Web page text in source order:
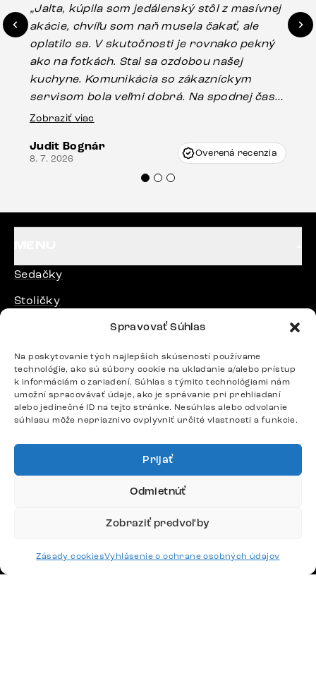
Spravovať Súhlas
Na poskytovanie tých najlepších skúseností používame
technológie, ako sú súbory cookie na ukladanie a/alebo prístup
k informáciám o zariadení. Súhlas s týmito technológiami nám
umožní spracovávať údaje, ako je správanie pri prehliadaní
alebo jedinečné ID na tejto stránke. Nesúhlas alebo odvolanie
súhlasu môže nepriaznivo ovplyvniť určité vlastnosti a funkcie.
Prijať
Odmietnúť
Zobraziť predvoľby
Zásady cookiesVyhlásenie o ochrane osobných údajov
„Jalta, kúpila som jedálenský stôl z masívnej
akácie, chvíľu som naň musela čakať, ale
oplatilo sa. V skutočnosti je rovnako pekný
ako na fotkách. Stal sa ozdobou našej
kuchyne. Komunikácia so zákazníckym
servisom bola veľmi dobrá. Na spodnej časti
stola bolo malé poškodenie, pravdepodobne
Vincze pri riešení mojej záležitosti pristúpili
veľmi korektne. Odporúčam produkty Delife
Zobraziť viac
Judit Bognár
8. 7. 2026 Overená recenzia
Sedačky
Stoličky
Stoly
DÔLEŽITÉ ODKAZY
Potrebujete radu? Ozvite sa.
Po – Pia: 9:00 – 17:00
Odpovedáme do 24 hodín.